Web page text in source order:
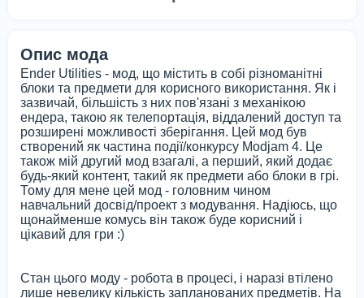
Опис мода
Ender Utilities - мод, що містить в собі різноманітні
блоки та предмети для корисного використання. Як і
зазвичай, більшість з них пов'язані з механікою
ендера, такою як телепортація, віддалений доступ та
розширені можливості зберігання. Цей мод був
створений як частина події/конкурсу Modjam 4. Це
також мій другий мод взагалі, а перший, який додає
будь-який контент, такий як предмети або блоки в грі.
Тому для мене цей мод - головним чином
навчальний досвід/проект з модування. Надіюсь, що
щонайменше комусь він також буде корисний і
цікавий для гри :)
Стан цього моду - робота в процесі, і наразі втілено
лише невелику кількість запланованих предметів. На